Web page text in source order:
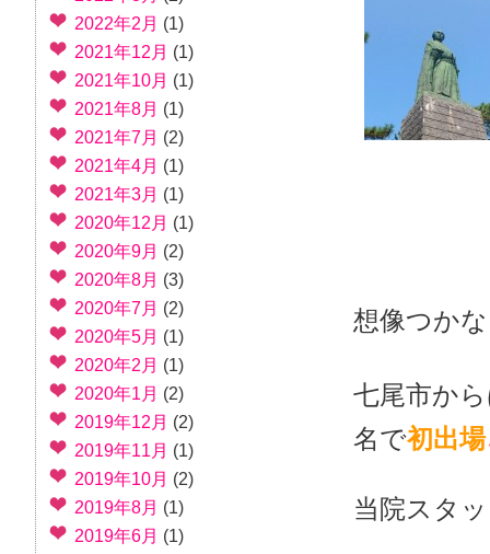
想像つか
七尾市か
名で初出場
当院スタ
2022年2月 (1)
2021年12月 (1)
2021年10月 (1)
2021年8月 (1)
2021年7月 (2)
2021年4月 (1)
2021年3月 (1)
2020年12月 (1)
2020年9月 (2)
2020年8月 (3)
2020年7月 (2)
2020年5月 (1)
2020年2月 (1)
2020年1月 (2)
2019年12月 (2)
2019年11月 (1)
2019年10月 (2)
2019年8月 (1)
2019年6月 (1)